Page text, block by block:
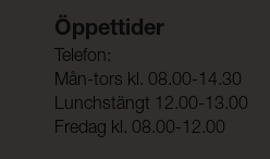
Öppettider
Telefon:
Mån-tors kl. 08.00-14.30
Lunchstängt 12.00-13.00
Fredag kl. 08.00-12.00